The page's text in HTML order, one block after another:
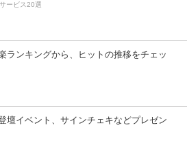
ービス20選
ランキングから、ヒットの推移をチェッ
壇イベント、サインチェキなどプレゼン